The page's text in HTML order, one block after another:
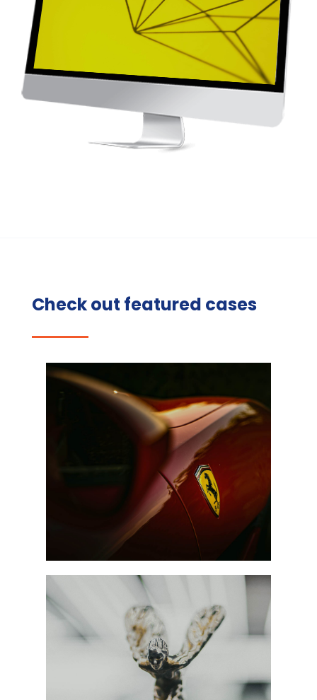
Check out featured cases